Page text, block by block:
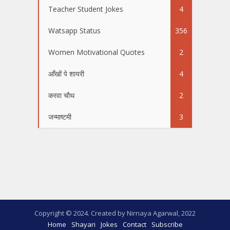
Teacher Student Jokes 4
Watsapp Status 356
Women Motivational Quotes 2
आँखों पे शायरी 4
करवा चौथ 2
जन्माष्टमी 3
Copyright © 2024. Created by Nirnaya Agarwal, 2022
Home
Shayari Jokes Contact Subscribe